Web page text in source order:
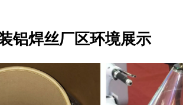
铝焊丝厂区环境展示